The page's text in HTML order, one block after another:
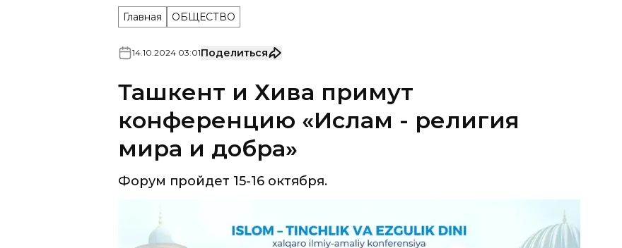
Главная ОБЩЕСТВО
14 10 2024 03:01Поделиться
Ташкент и Хива примут
конференцию «Ислам - религия
мира и добра»
Форум пройдет 15-16 октября.